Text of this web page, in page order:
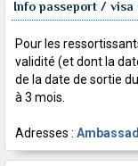
Info passeport / visa
Pour les
validité (et dont la
de la date de sortie
à 3 mois.
Adresses :